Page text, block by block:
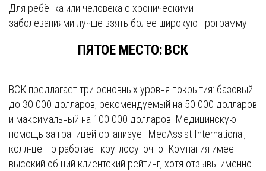
Для ребёнка или человека с хроническими
заболеваниями лучше взять более широкую программу.
ПЯТОЕ МЕСТО: ВСК
ВСК предлагает три основных уровня покрытия: базовый
до 30 000 долларов, рекомендуемый на 50 000 долларов
и максимальный на 100 000 долларов. Медицинскую
помощь за границей организует MedAssist International,
колл-центр работает круглосуточно. Компания имеет
высокий общий клиентский рейтинг, хотя отзывы именно